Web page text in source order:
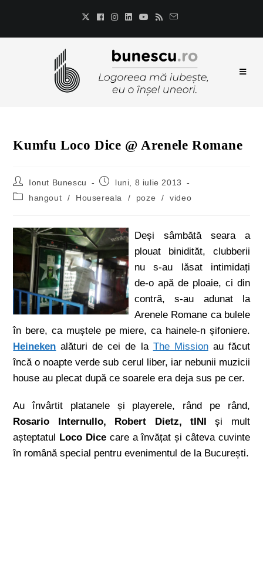
Kumfu Loco Dice @ Arenele Romane
Ionut Bunescu
luni, 8 iulie 2013
hangout
/ Housereala / poze / video
Deși sâmbătă seara a
plouat binidităt, clubberii
nu s-au lăsat intimidați
de-o apă de ploaie, ci din
contră, s-au adunat la
Arenele Romane ca bulele
în bere, ca muștele pe miere, ca hainele-n șifoniere.
Heineken alături de cei de la The Missionau făcut
încă o noapte verde sub cerul liber, iar nebunii muzicii
house au plecat după ce soarele era deja sus pe cer.
Au învârtit platanele și playerele, rând pe rând,
Rosario Internullo, Robert Dietz, tINI și mult
așteptatul Loco Dicecare a învățat și câteva cuvinte
în română special pentru evenimentul de la București.